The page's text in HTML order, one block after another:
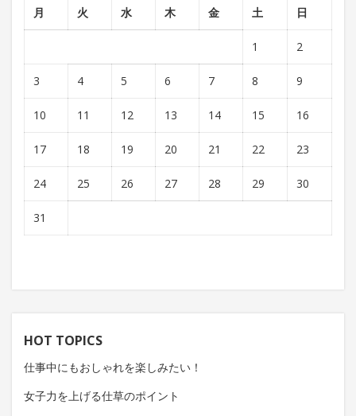
月 火 水 木 金 土 日
1 2
3 4 5 6 7 8 9
10 11 12 13 14 15 16
17 18 19 20 21 22 23
24 25 26 27 28 29 30
31
HOT TOPICS
仕事中にもおしゃれを楽しみたい！
女子力を上げる仕草のポイント